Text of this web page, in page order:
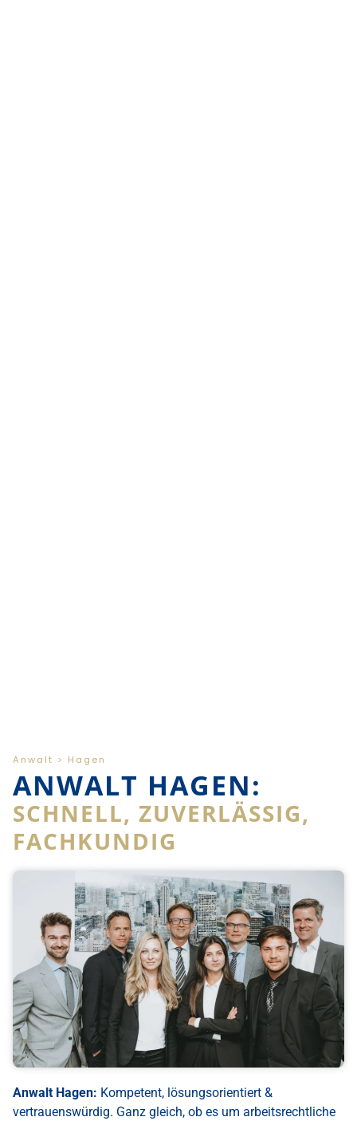
Anwalt > Hagen
ANWALT HAGEN:
SCHNELL, ZUVERLÄSSIG,
FACHKUNDIG
Anwalt Hagen: Kompetent, lösungsorientiert &
vertrauenswürdig. Ganz gleich, ob es um arbeitsrechtliche